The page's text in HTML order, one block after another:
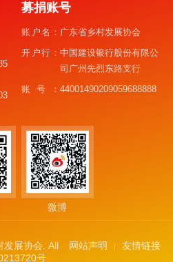
募捐账号
账户名： 广东省乡村发展协会
开户行：中国建设银行股份有限公
司广州先烈东路支行
账号：44001490209059688888
微博
网站声明 友情链接
发展协会. All
号